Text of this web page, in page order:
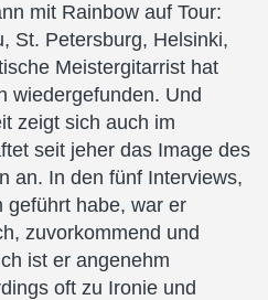
mit Rainbow auf Tour:
St. Petersburg, Helsinki,
Meistergitarrist hat
wiedergefunden. Und
zeigt sich auch im
seit jeher das Image des
an. In den fünf Interviews,
geführt habe, war er
zuvorkommend und
ist er angenehm
oft zu Ironie und